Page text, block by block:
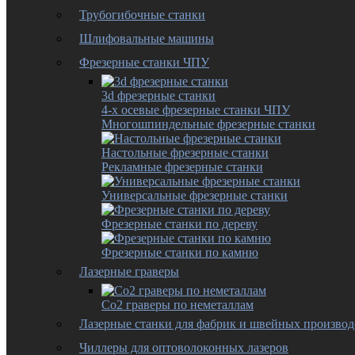
Трубогибочные станки
Шлифовальные машины
Фрезерные станки ЧПУ
3d фрезерные станки
4-х осевые фрезерные станки ЧПУ
Многошпиндельные фрезерные станки
Настольные фрезерные станки
Рекламные фрезерные станки
Универсальные фрезерные станки
Фрезерные станки по дереву
Фрезерные станки по камню
Лазерные граверы
Co2 граверы по неметаллам
Лазерные станки для фабрик и швейных
Чиллеры для оптоволоконных лазеров